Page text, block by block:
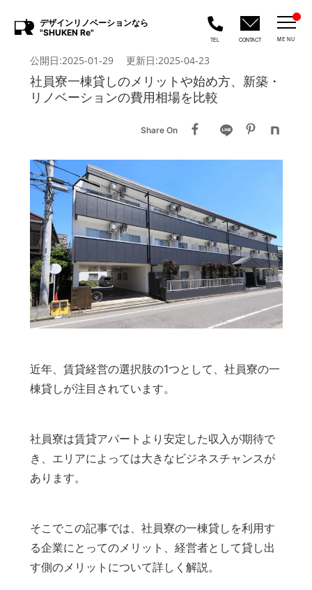
デザインリノベーションなら
"SHUKEN Re"
TEL CONTACT MENU
公開日:2025-01-29 更新日:2025-04-23
社員寮一棟貸しのメリットや始め方、新築・
リノベーションの費用相場を比較
Share On
近年、賃貸経営の選択肢の1つとして、社員寮の一
棟貸しが注目されています。
社員寮は賃貸アパートより安定した収入が期待で
き、エリアによっては大きなビジネスチャンスが
あります。
そこでこの記事では、社員寮の一棟貸しを利用す
る企業にとってのメリット、経営者として貸し出
す側のメリットについて詳しく解説。